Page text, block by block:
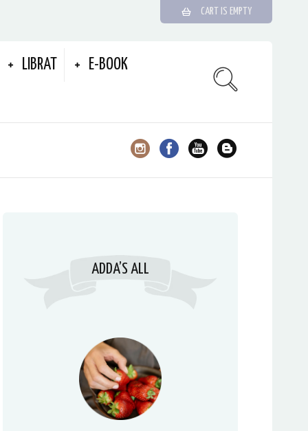
CART IS EMPTY
LIBRAT E-BOOK
ADDA’S ALL